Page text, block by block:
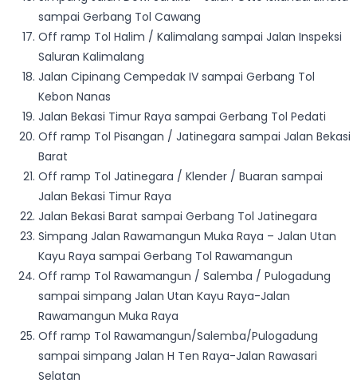
sampai Gerbang Tol Cawang
Off ramp Tol Halim / Kalimalang sampai Jalan Inspeksi
Saluran Kalimalang
Jalan Cipinang Cempedak IV sampai Gerbang Tol
Kebon Nanas
Jalan Bekasi Timur Raya sampai Gerbang Tol Pedati
Off ramp Tol Pisangan / Jatinegara sampai Jalan Bekasi
Barat
Off ramp Tol Jatinegara / Klender / Buaran sampai
Jalan Bekasi Timur Raya
Jalan Bekasi Barat sampai Gerbang Tol Jatinegara
Simpang Jalan Rawamangun Muka Raya – Jalan Utan
Kayu Raya sampai Gerbang Tol Rawamangun
Off ramp Tol Rawamangun / Salemba / Pulogadung
sampai simpang Jalan Utan Kayu Raya-Jalan
Rawamangun Muka Raya
Off ramp Tol Rawamangun/Salemba/Pulogadung
sampai simpang Jalan H Ten Raya-Jalan Rawasari
Selatan